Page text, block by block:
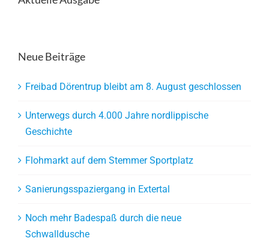
Neue Beiträge
Freibad Dörentrup bleibt am 8. August geschlossen
Unterwegs durch 4.000 Jahre nordlippische
Geschichte
Flohmarkt auf dem Stemmer Sportplatz
Sanierungsspaziergang in Extertal
Noch mehr Badespaß durch die neue
Schwalldusche